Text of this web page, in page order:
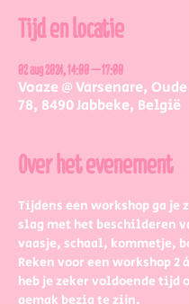
Tijd en locatie
02 aug 2024, 14:00 – 17:00
Voaze @ Varsenare,
78, 8490 Jabbeke, België
Over het evenement
Tijdens een workshop ga je
slag met het beschilderen
vaasje, schaal, kommetje,
Reken voor een workshop 2
heb je zeker voldoende tijd
gemak bezig te zijn.